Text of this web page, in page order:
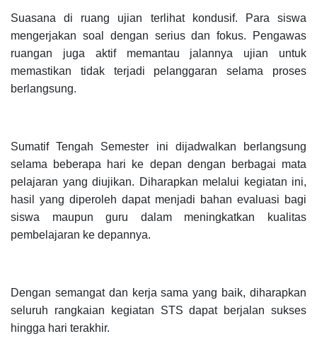
Suasana di ruang ujian terlihat kondusif. Para siswa
mengerjakan soal dengan serius dan fokus. Pengawas
ruangan juga aktif memantau jalannya ujian untuk
memastikan tidak terjadi pelanggaran selama proses
berlangsung.
Sumatif Tengah Semester ini dijadwalkan berlangsung
selama beberapa hari ke depan dengan berbagai mata
pelajaran yang diujikan. Diharapkan melalui kegiatan ini,
hasil yang diperoleh dapat menjadi bahan evaluasi bagi
siswa maupun guru dalam meningkatkan kualitas
pembelajaran ke depannya.
Dengan semangat dan kerja sama yang baik, diharapkan
seluruh rangkaian kegiatan STS dapat berjalan sukses
hingga hari terakhir.